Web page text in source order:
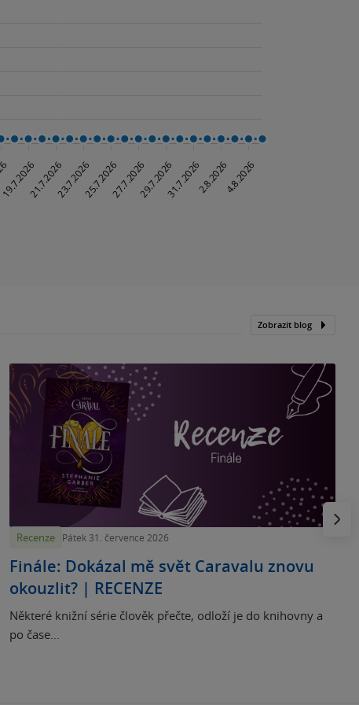
Zobrazit blog
Recenze Pátek 31. července 2026
Finále: Dokázal mě svět Caravalu znovu
okouzlit? | RECENZE
Některé knižní série člověk přečte, odloží je do knihovny a
po čase...